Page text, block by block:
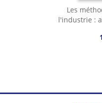
Les
l'industrie :